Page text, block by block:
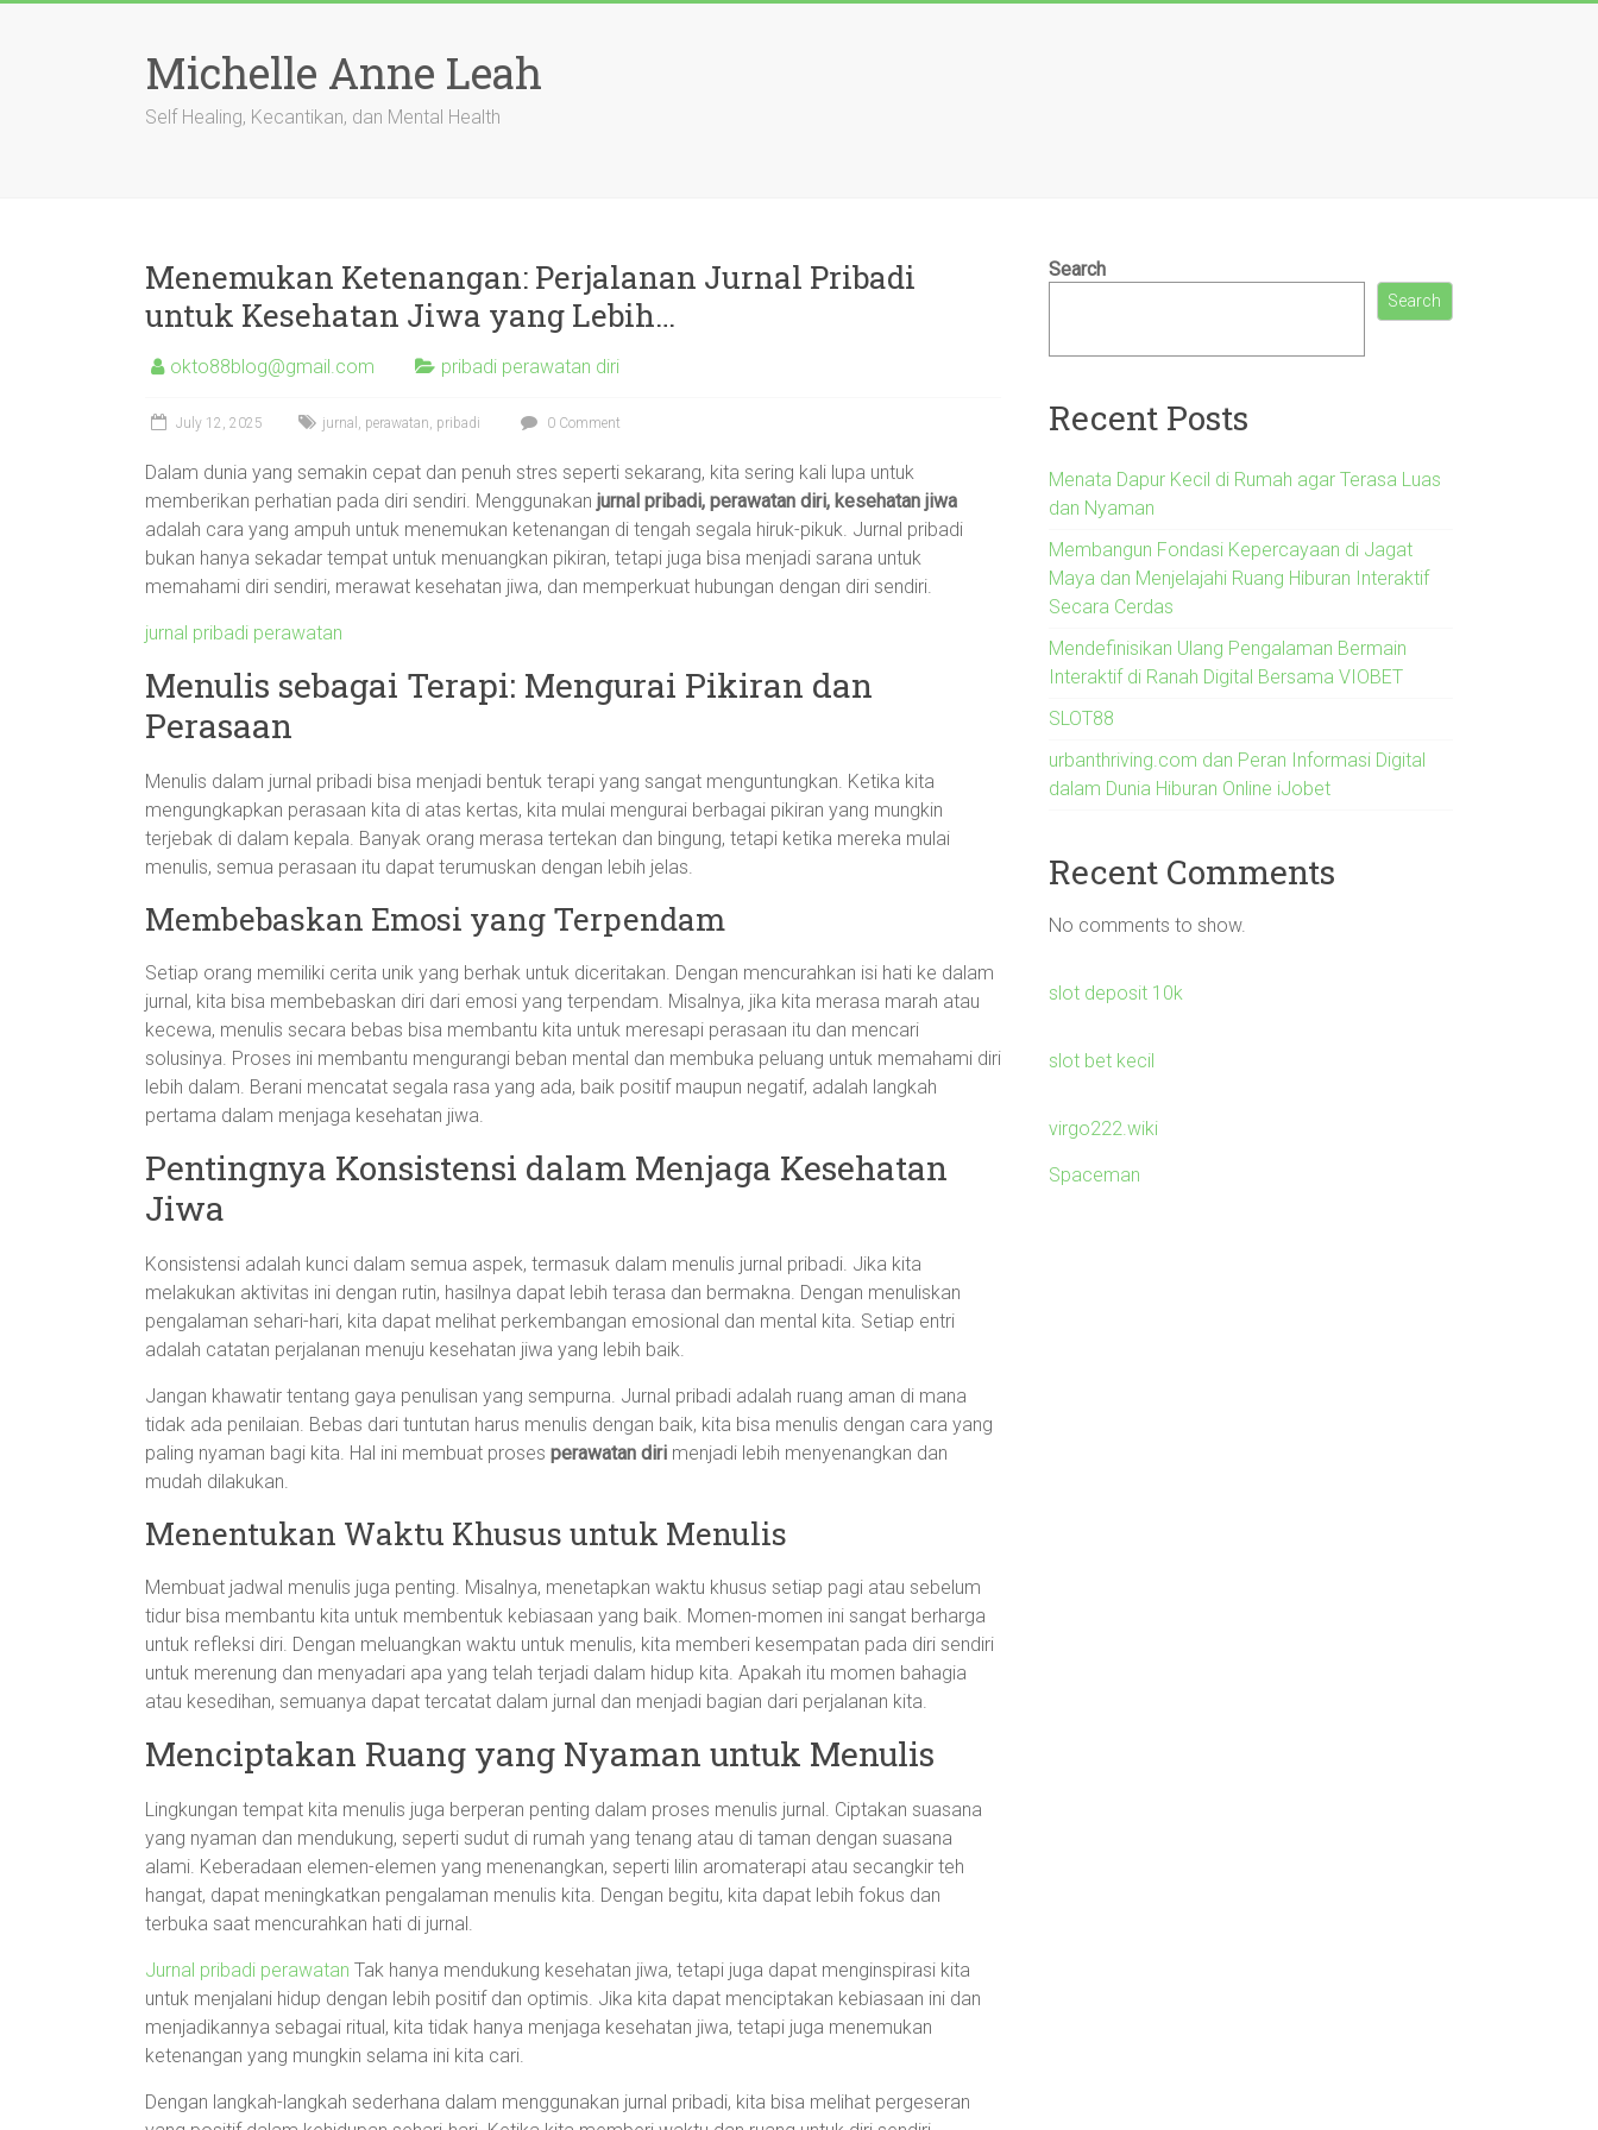
Michelle Anne Leah
Self Healing, Kecantikan, dan Mental Health
Menemukan Ketenangan: Perjalanan Jurnal Pribadi
untuk Kesehatan Jiwa yang Lebih…
okto88blog@gmail.com pribadi perawatan diri
July 12, 2025 jurnal , perawatan, pribadi 0 Comment
Dalam dunia yang semakin cepat dan penuh stres seperti sekarang, kita sering kali lupa untuk
memberikan perhatian pada diri sendiri. Menggunakan jurnal pribadi, perawatan diri, kesehatan jiwa
adalah cara yang ampuh untuk menemukan ketenangan di tengah segala hiruk-pikuk. Jurnal pribadi
bukan hanya sekadar tempat untuk menuangkan pikiran, tetapi juga bisa menjadi sarana untuk
memahami diri sendiri, merawat kesehatan jiwa, dan memperkuat hubungan dengan diri sendiri.
jurnal pribadi perawatan
Menulis sebagai Terapi: Mengurai Pikiran dan
Perasaan
Menulis dalam jurnal pribadi bisa menjadi bentuk terapi yang sangat menguntungkan. Ketika kita
mengungkapkan perasaan kita di atas kertas, kita mulai mengurai berbagai pikiran yang mungkin
terjebak di dalam kepala. Banyak orang merasa tertekan dan bingung, tetapi ketika mereka mulai
menulis, semua perasaan itu dapat terumuskan dengan lebih jelas.
Membebaskan Emosi yang Terpendam
Setiap orang memiliki cerita unik yang berhak untuk diceritakan. Dengan mencurahkan isi hati ke dalam
jurnal, kita bisa membebaskan diri dari emosi yang terpendam. Misalnya, jika kita merasa marah atau
kecewa, menulis secara bebas bisa membantu kita untuk meresapi perasaan itu dan mencari
solusinya. Proses ini membantu mengurangi beban mental dan membuka peluang untuk memahami diri
lebih dalam. Berani mencatat segala rasa yang ada, baik positif maupun negatif, adalah langkah
pertama dalam menjaga kesehatan jiwa.
Pentingnya Konsistensi dalam Menjaga Kesehatan
Jiwa
Konsistensi adalah kunci dalam semua aspek, termasuk dalam menulis jurnal pribadi. Jika kita
melakukan aktivitas ini dengan rutin, hasilnya dapat lebih terasa dan bermakna. Dengan menuliskan
pengalaman sehari-hari, kita dapat melihat perkembangan emosional dan mental kita. Setiap entri
adalah catatan perjalanan menuju kesehatan jiwa yang lebih baik.
Jangan khawatir tentang gaya penulisan yang sempurna. Jurnal pribadi adalah ruang aman di mana
tidak ada penilaian. Bebas dari tuntutan harus menulis dengan baik, kita bisa menulis dengan cara yang
paling nyaman bagi kita. Hal ini membuat proses perawatan diri menjadi lebih menyenangkan dan
mudah dilakukan.
Menentukan Waktu Khusus untuk Menulis
Membuat jadwal menulis juga penting. Misalnya, menetapkan waktu khusus setiap pagi atau sebelum
tidur bisa membantu kita untuk membentuk kebiasaan yang baik. Momen-momen ini sangat berharga
untuk refleksi diri. Dengan meluangkan waktu untuk menulis, kita memberi kesempatan pada diri sendiri
untuk merenung dan menyadari apa yang telah terjadi dalam hidup kita. Apakah itu momen bahagia
atau kesedihan, semuanya dapat tercatat dalam jurnal dan menjadi bagian dari perjalanan kita.
Menciptakan Ruang yang Nyaman untuk Menulis
Lingkungan tempat kita menulis juga berperan penting dalam proses menulis jurnal. Ciptakan suasana
yang nyaman dan mendukung, seperti sudut di rumah yang tenang atau di taman dengan suasana
alami. Keberadaan elemen-elemen yang menenangkan, seperti lilin aromaterapi atau secangkir teh
hangat, dapat meningkatkan pengalaman menulis kita. Dengan begitu, kita dapat lebih fokus dan
terbuka saat mencurahkan hati di jurnal.
Jurnal pribadi perawatan Tak hanya mendukung kesehatan jiwa, tetapi juga dapat menginspirasi kita
untuk menjalani hidup dengan lebih positif dan optimis. Jika kita dapat menciptakan kebiasaan ini dan
menjadikannya sebagai ritual, kita tidak hanya menjaga kesehatan jiwa, tetapi juga menemukan
ketenangan yang mungkin selama ini kita cari.
Dengan langkah-langkah sederhana dalam menggunakan jurnal pribadi, kita bisa melihat pergeseran
Search
Search
Recent Posts
Menata Dapur Kecil di Rumah agar Terasa Luas
dan Nyaman
Membangun Fondasi Kepercayaan di Jagat
Maya dan Menjelajahi Ruang Hiburan Interaktif
Secara Cerdas
Mendefinisikan Ulang Pengalaman Bermain
Interaktif di Ranah Digital Bersama VIOBET
SLOT88
urbanthriving.com dan Peran Informasi Digital
dalam Dunia Hiburan Online iJobet
Recent Comments
No comments to show.
slot deposit 10k
slot bet kecil
virgo222.wiki
Spaceman